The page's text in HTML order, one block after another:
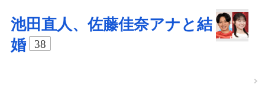
池田直人、佐藤佳奈アナと結
婚
38